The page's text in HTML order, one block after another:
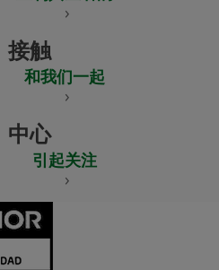
接触
和我们一起
中心
引起关注
Y